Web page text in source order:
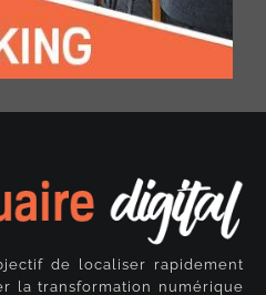
de localiser rapidement
la transformation numérique